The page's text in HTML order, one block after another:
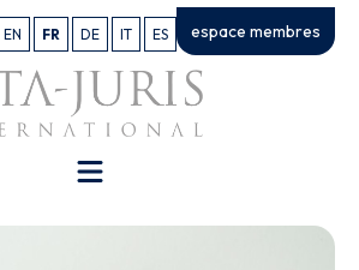
EN FR DE IT ES espace membres